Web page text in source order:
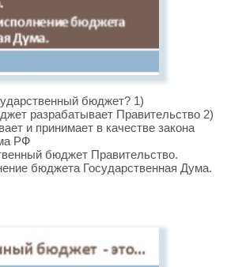
бюджет? 1)
разрабатывает Правительство 2)
и принимает в качестве закона
РФ
бюджет Правительство.
бюджета Государственная Дума.